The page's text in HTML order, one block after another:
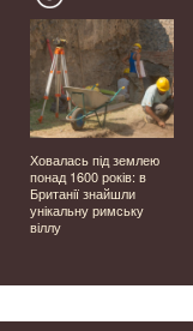
Ховалась під землею
понад 1600 років: в
Британії знайшли
унікальну римську
віллу